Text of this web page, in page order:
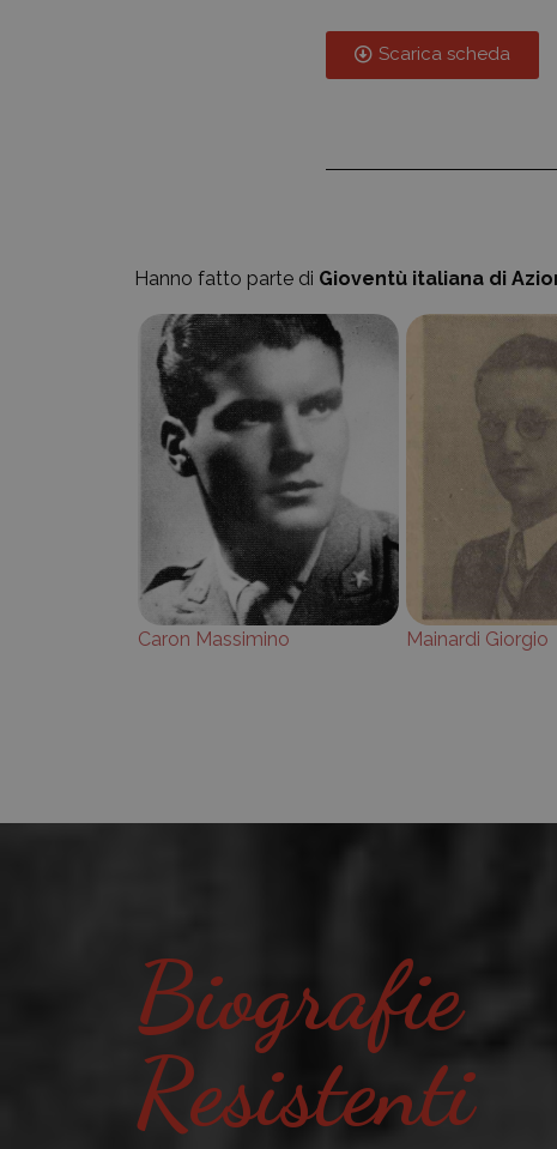
Scarica scheda
Hanno fatto parte di Gioventù italiana di
Caron Massimino Mainardi Giorgio
Biografie
Resistenti